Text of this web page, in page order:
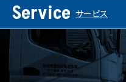
Service サービス